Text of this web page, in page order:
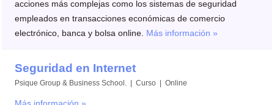
acciones más complejas como los sistemas de seguridad
empleados en transacciones económicas de comercio
electrónico, banca y bolsa online. Más información »
Seguridad en Internet
Psique Group & Business School. | Curso | Online